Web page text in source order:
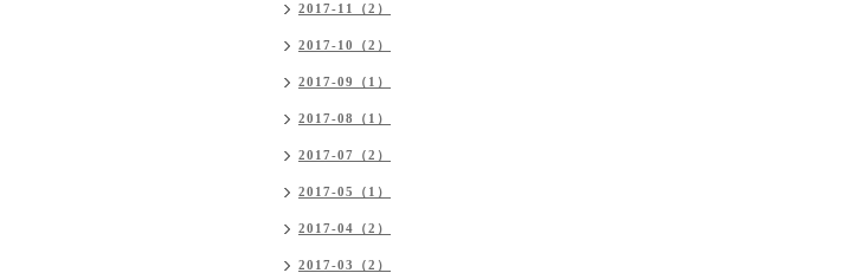
2017-11（2）
2017-10（2）
2017-09（1）
2017-08（1）
2017-07（2）
2017-05（1）
2017-04（2）
2017-03（2）